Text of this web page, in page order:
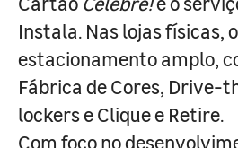
Instala. Nas lojas físicas,
estacionamento amplo,
Fábrica de Cores, Drive-
lockers e Clique e Retire.
Com foco no